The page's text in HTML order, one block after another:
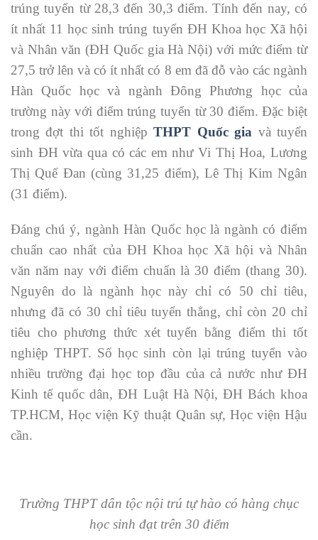
trúng tuyển từ 28,3 đến 30,3 điểm. Tính đến nay, có
ít nhất 11 học sinh trúng tuyển ĐH Khoa học Xã hội
và Nhân văn (ĐH Quốc gia Hà Nội) với mức điểm từ
27,5 trở lên và có ít nhất có 8 em đã đỗ vào các ngành
Hàn Quốc học và ngành Đông Phương học của
trường này với điểm trúng tuyển từ 30 điểm. Đặc biệt
trong đợt thi tốt nghiệpTHPT Quốc gia và tuyển
sinh ĐH vừa qua có các em như Vi Thị Hoa, Lương
Thị Quế Đan (cùng 31,25 điểm), Lê Thị Kim Ngân
(31 điểm).
Đáng chú ý, ngành Hàn Quốc học là ngành có điểm
chuẩn cao nhất của ĐH Khoa học Xã hội và Nhân
văn năm nay với điểm chuẩn là 30 điểm (thang 30).
Nguyên do là ngành học này chỉ có 50 chỉ tiêu,
nhưng đã có 30 chỉ tiêu tuyển thẳng, chỉ còn 20 chỉ
tiêu cho phương thức xét tuyển bằng điểm thi tốt
nghiệp THPT. Số học sinh còn lại trúng tuyển vào
nhiều trường đại học top đầu của cả nước như ĐH
Kinh tế quốc dân, ĐH Luật Hà Nội, ĐH Bách khoa
TP.HCM, Học viện Kỹ thuật Quân sự, Học viện Hậu
cần.
Trường THPT dân tộc nội trú tự hào có hàng chục
học sinh đạt trên 30 điểm